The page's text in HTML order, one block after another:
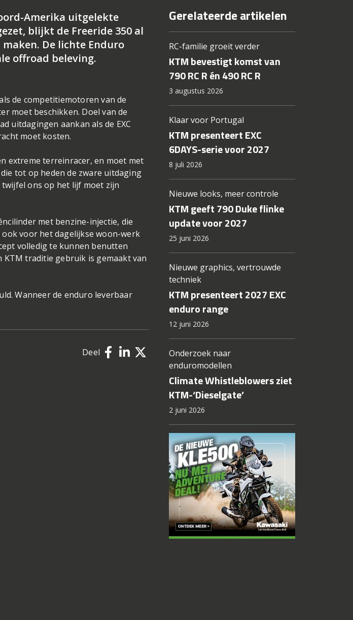
Amerika uitgelekte
blijkt de Freeride 350 al
De lichte Enduro
offroad beleving.
de competitiemotoren van de
moet beschikken. Doel van de
uitdagingen aankan als de EXC
moet kosten.
extreme terreinracer, en moet met
tot op heden de zware uitdaging
ons op het lijf moet zijn
met benzine-injectie, die
voor het dagelijkse woon-werk
volledig te kunnen benutten
traditie gebruik is gemaakt van
Wanneer de enduro leverbaar
Deel
Gerelateerde artikelen
RC-familie groeit verder
KTM bevestigt komst van
790 RC R én 490 RC R
3 augustus 2026
Klaar voor Portugal
KTM presenteert EXC
6DAYS-serie voor 2027
8 juli 2026
Nieuwe looks, meer controle
KTM geeft 790 Duke flinke
update voor 2027
25 juni 2026
Nieuwe graphics, vertrouwde
techniek
KTM presenteert 2027 EXC
enduro range
12 juni 2026
Onderzoek naar
enduromodellen
Climate Whistleblowers ziet
KTM-‘Dieselgate’
2 juni 2026